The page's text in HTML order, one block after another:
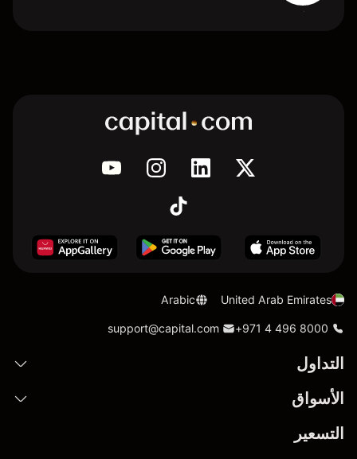
United Arab Emirates
Arabic
+971 4 496 8000
support@capital.com
التداول
الأسواق
التسعير